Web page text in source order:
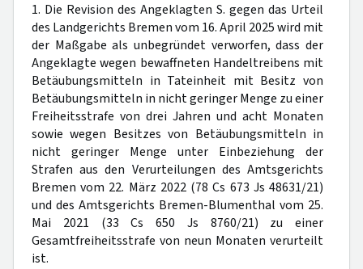
1. Die Revision des Angeklagten S. gegen das Urteil
des Landgerichts Bremen vom 16. April 2025 wird mit
der Maßgabe als unbegründet verworfen, dass der
Angeklagte wegen bewaffneten Handeltreibens mit
Betäubungsmitteln in Tateinheit mit Besitz von
Betäubungsmitteln in nicht geringer Menge zu einer
Freiheitsstrafe von drei Jahren und acht Monaten
sowie wegen Besitzes von Betäubungsmitteln in
nicht geringer Menge unter Einbeziehung der
Strafen aus den Verurteilungen des Amtsgerichts
Bremen vom 22. März 2022 (78 Cs 673 Js 48631/21)
und des Amtsgerichts Bremen-Blumenthal vom 25.
Mai 2021 (33 Cs 650 Js 8760/21) zu einer
Gesamtfreiheitsstrafe von neun Monaten verurteilt
ist.